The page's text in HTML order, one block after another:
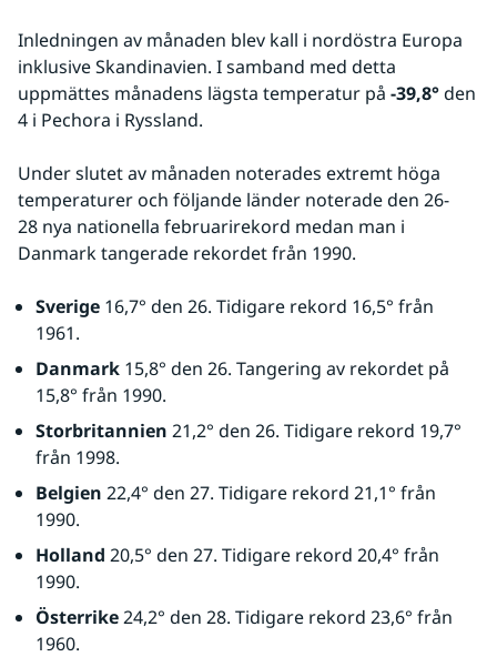
Inledningen av månaden blev kall i nordöstra Europa
inklusive Skandinavien. I samband med detta
uppmättes månadens lägsta temperatur på -39,8° den
4 i Pechora i Ryssland.
Under slutet av månaden noterades extremt höga
temperaturer och följande länder noterade den 26-
28 nya nationella februarirekord medan man i
Danmark tangerade rekordet från 1990.
Sverige 16,7° den 26. Tidigare rekord 16,5° från
1961.
Danmark 15,8° den 26. Tangering av rekordet på
15,8° från 1990.
Storbritannien 21,2° den 26. Tidigare rekord 19,7°
från 1998.
Belgien 22,4° den 27. Tidigare rekord 21,1° från
1990.
Holland 20,5° den 27. Tidigare rekord 20,4° från
1990.
Österrike 24,2° den 28. Tidigare rekord 23,6° från
1960.